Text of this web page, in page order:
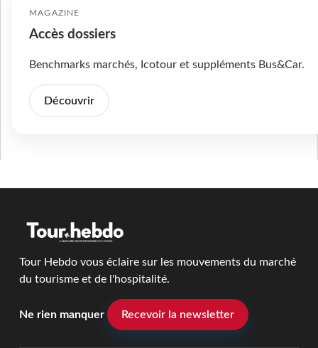
MAGAZINE
Accès dossiers
Benchmarks marchés, Icotour et suppléments Bus&Car.
Découvrir
Tour Hebdo vous éclaire sur les mouvements du marché
du tourisme et de l'hospitalité.
Ne rien manquer Recevoir la newsletter